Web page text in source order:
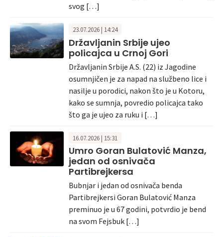
svog […]
23.07.2026 | 14:24
Državljanin Srbije ujeo
policajca u Crnoj Gori
Državljanin Srbije A.S. (22) iz Jagodine
osumnjičen je za napad na službeno lice i
nasilje u porodici, nakon što je u Kotoru,
kako se sumnja, povredio policajca tako
što ga je ujeo za ruku i […]
16.07.2026 | 15:31
Umro Goran Bulatović Manza,
jedan od osnivača
Partibrejkersa
Bubnjar i jedan od osnivača benda
Partibrejkersi Goran Bulatović Manza
preminuo je u 67 godini, potvrdio je bend
na svom Fejsbuk […]